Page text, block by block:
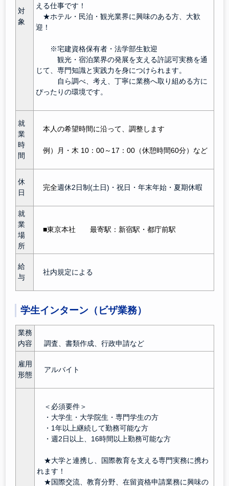
対
象
える仕事です！
★ホテル・民泊・観光業界に興味のある方、大歓
迎！
※宅建資格保有者・法学部生歓迎
観光・宿泊業界の発展を支える許認可実務を通
じて、専門知識と実践力を身につけられます。
自ら調べ、考え、丁寧に業務へ取り組める方に
ぴったりの環境です。
就
業
時
間
本人の希望時間に沿って、調整します
例）月・木 10：00～17：00（休憩時間60分）など
休
日
完全週休2日制(土日)・祝日・年末年始・夏期休暇
就
業
場
所
■東京本社 最寄駅：新宿駅 ・都庁前駅
給
与
社内規定による
学生インターン（ビザ業務）
業務
内容
調査、書類作成、行政申請など
雇用
形態
アルバイト
＜必須要件＞
・大学生・大学院生・専門学生の方
・1年以上継続して勤務可能な方
・週2日以上、16時間以上勤務可能な方
★大学と連携し、国際教育を支える専門実務に携わ
れます！
★国際交流、教育分野、在留資格申請業務に興味の